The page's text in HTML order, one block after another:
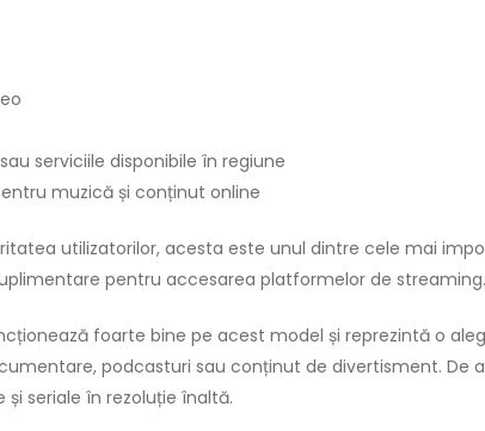
sau serviciile disponibile în regiune
muzică și conținut online
utilizatorilor, acesta este unul dintre cele mai
pentru accesarea platformelor de streaming.
foarte bine pe acest model și reprezintă o
podcasturi sau conținut de divertisment. De
și seriale în rezoluție înaltă.